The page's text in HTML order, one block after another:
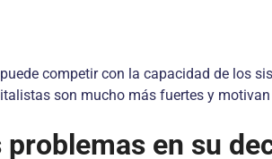
competir con la capacidad de los
son mucho más fuertes y
en su